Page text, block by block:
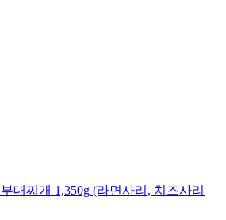
대찌개 1,350g (라면사리, 치즈사리